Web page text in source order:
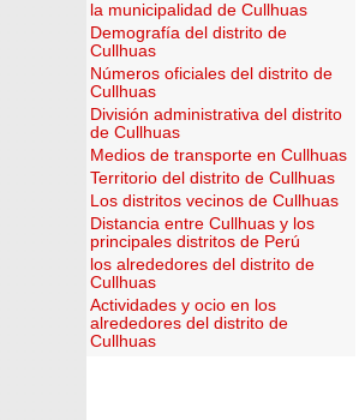
la municipalidad de Cullhuas
Demografía del distrito de
Cullhuas
Números oficiales del distrito de
Cullhuas
División administrativa del distrito
de Cullhuas
Medios de transporte en Cullhuas
Territorio del distrito de Cullhuas
Los distritos vecinos de Cullhuas
Distancia entre Cullhuas y los
principales distritos de Perú
los alrededores del distrito de
Cullhuas
Actividades y ocio en los
alrededores del distrito de
Cullhuas